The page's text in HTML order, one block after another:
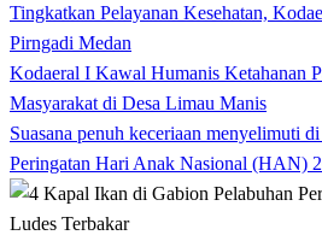
Tingkatkan Pelayanan Kesehatan,
Pirngadi Medan‎
Kodaeral I Kawal Humanis Ketahanan
Masyarakat di Desa Limau Manis
Suasana penuh keceriaan menyelimuti
Peringatan Hari Anak Nasional (HAN)